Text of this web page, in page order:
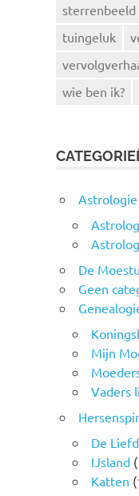
sterrenbeeld
tuingeluk
wie ben ik?
Astrologie
De
Geen
Mijn
Vaders
De
IJsland
Katten